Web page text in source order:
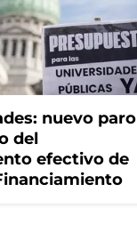
nuevo paro
del
efectivo de